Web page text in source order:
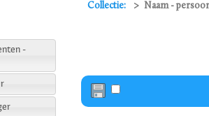
Collectie: Naam -
-